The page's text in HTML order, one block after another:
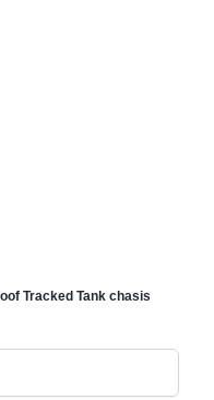
Tracked Tank chasis